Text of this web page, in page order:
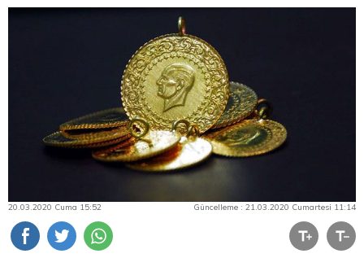
20.03.2020 Cuma 15:52 Güncelleme : 21.03.2020 Cumartesi 11:14